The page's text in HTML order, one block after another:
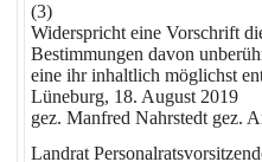
(3)
Widerspricht eine Vorschrift
Bestimmungen davon
eine ihr inhaltlich möglichst
Lüneburg, 18. August 2019
gez. Manfred Nahrstedt gez.
Landrat